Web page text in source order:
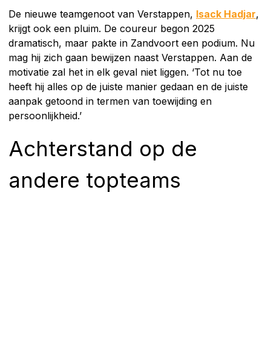
De nieuwe teamgenoot van Verstappen, Isack Hadjar,
krijgt ook een pluim. De coureur begon 2025
dramatisch, maar pakte in Zandvoort een podium. Nu
mag hij zich gaan bewijzen naast Verstappen. Aan de
motivatie zal het in elk geval niet liggen. ‘Tot nu toe
heeft hij alles op de juiste manier gedaan en de juiste
aanpak getoond in termen van toewijding en
persoonlijkheid.’
Achterstand op de
andere topteams